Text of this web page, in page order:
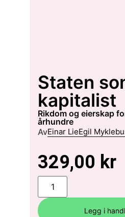
Staten
kapitalist
rikdom og eierskap for det 21.
århundre
AvEinar LieEgil
329,00 kr
Legg i